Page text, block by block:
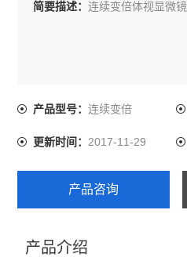
简要描述：连续变倍体视显微
产品型号：连续变倍
更新时间：2017-11-29
产品咨询
产品介绍